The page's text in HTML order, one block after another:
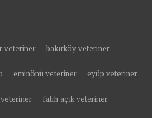
veteriner bakırköy veteriner
eminönü veteriner eyüp veteriner
fatih açık veteriner